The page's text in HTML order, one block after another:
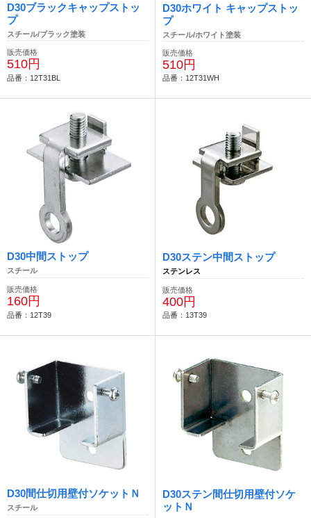
D30ブラックキャップストッ
プ
スチール/ブラック塗装
販売価格
510円
品番：12T31BL
D30ホワイト キャップストッ
プ
スチール/ホワイト塗装
販売価格
510円
品番：12T31WH
D30中間ストップ
スチール
販売価格
160円
品番：12T39
D30ステン中間ストップ
ステンレス
販売価格
400円
品番：13T39
D30間仕切用壁付ソケットＮ
スチール
D30ステン間仕切用壁付ソケ
ットＮ